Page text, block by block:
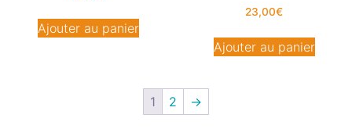
Ajouter au panier
23,00€
Ajouter au panier
1 2 →